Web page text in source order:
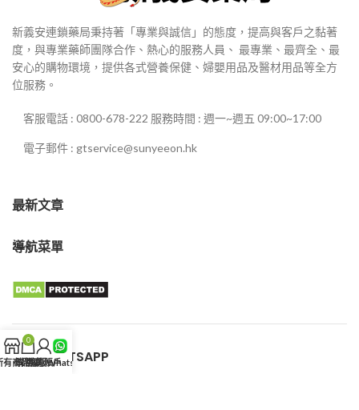
新義安連鎖藥局秉持著「專業與誠信」的態度，提高與客戶之黏著
度，與專業藥師團隊合作、熱心的服務人員、 最專業、最齊全、最
安心的購物環境，提供各式營養保健、婦嬰用品及醫材用品等全方
位服務。
客服電話 : 0800-678-222 服務時間 : 週一~週五 09:00~17:00
電子郵件 : gtservice@sunyeeon.hk
最新文章
導航菜單
客服WHATSAPP
有商品
0
購物車我的賬戶
客服WhatsApp